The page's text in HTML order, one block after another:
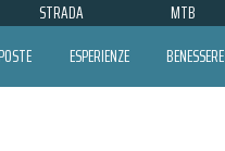
STRADA MTB
ESPERIENZE BENESSERE